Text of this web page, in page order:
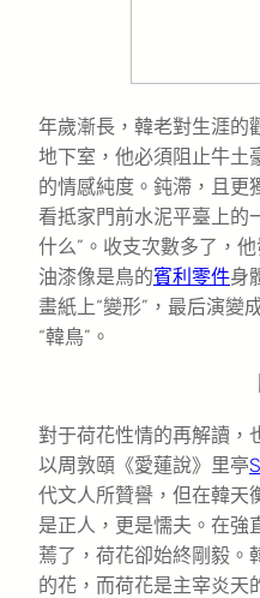
年歲漸長，韓老對生涯的
地下室，他必須阻止牛土
的情感純度。鈍滯，且更
看抵家門前水泥平臺上的
什么”。收支次數多了，
油漆像是鳥的賓利零件身
畫紙上“變形”，最后演變
“韓鳥”。
對于荷花性情的再解讀，
以周敦頤《愛蓮說》里亭
代文人所贊譽，但在韓天
是正人，更是懦夫。在強
蔫了，荷花卻始終剛毅。
的花，而荷花是主宰炎天